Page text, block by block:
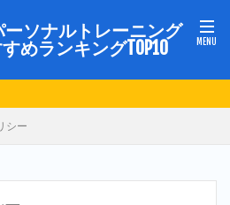
ーソナルトレーニング
めランキングTOP10
シー